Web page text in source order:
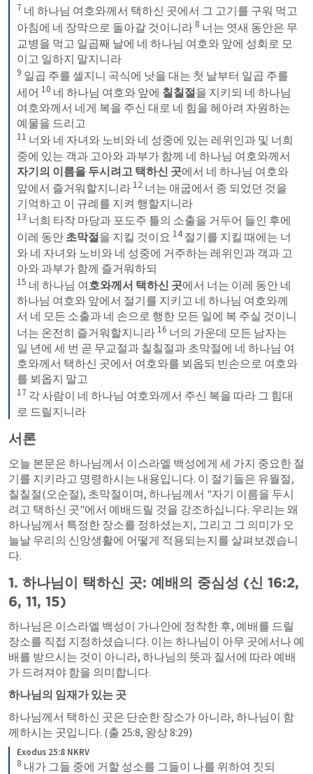
7 네 하나님 여호와께서 택하신 곳에서 그 고기를 구워 먹고
아침에 네 장막으로 돌아갈 것이니라 8 너는 엿새 동안은 무
교병을 먹고 일곱째 날에 네 하나님 여호와 앞에 성회로 모
9 일곱 주를 셀지니 곡식에 낫을 대는 첫 날부터 일곱 주를
세어 10 네 하나님 여호와 앞에 칠칠절을 지키되 네 하나님
여호와께서 네게 복을 주신 대로 네 힘을 헤아려 자원하는
11 너와 네 자녀와 노비와 네 성중에 있는 레위인과 및 너희
자기의 이름을 두시려고 택하신 곳에서 네 하나님 여호와
앞에서 즐거워할지니라 12 너는 애굽에서 종 되었던 것을
13 너희 타작 마당과 포도주 틀의 소출을 거두어 들인 후에
이레 동안 초막절을 지킬 것이요 14 절기를 지킬 때에는 너
와 네 자녀와 노비와 네 성중에 거주하는 레위인과 객과 고
15 네 하나님 여 호와께서 택하신 곳에서 너는 이레 동안 네
하나님 여호와 앞에서 절기를 지키고 네 하나님 여호와께
서 네 모든 소출과 네 손으로 행한 모든 일에 복 주실 것이니
너는 온전히 즐거워할지니라 16 너의 가운데 모든 남자는
일 년에 세 번 곧 무교절과 칠칠절과 초막절에 네 하나님 여
호와께서 택하신 곳에서 여호와를 뵈옵되 빈손으로 여호와
17 각 사람이 네 하나님 여호와께서 주신 복을 따라 그 힘대
로 드릴지니라
서론
오늘 본문은 하나님께서 이스라엘 백성에게 세 가지 중요한 절
기를 지키라고 명령하시는 내용입니다. 이 절기들은 유월절,
칠칠절(오순절), 초막절이며, 하나님께서 "자기 이름을 두시
려고 택하신 곳"에서 예배드릴 것을 강조하십니다. 우리는 왜
하나님께서 특정한 장소를 정하셨는지, 그리고 그 의미가 오
늘날 우리의 신앙생활에 어떻게 적용되는지를 살펴보겠습니
다.
1. 하나님이 택하신 곳: 예배의 중심성 (신 16:2
6, 11, 15)
하나님은 이스라엘 백성이 가나안에 정착한 후, 예배를 드릴
장소를 직접 지정하셨습니다. 이는 하나님이 아무 곳에서나 예
배를 받으시는 것이 아니라, 하나님의 뜻과 질서에 따라 예배
가 드려져야 함을 의미합니다.
하나님의 임재가 있는 곳
하나님께서 택하신 곳은 단순한 장소가 아니라, 하나님이 함
께하시는 곳입니다. (출 25:8, 왕상 8:29)
Exodus 25:8 NKRV
8 내가 그들 중에 거할 성소를 그들이 나를 위하여 짓되